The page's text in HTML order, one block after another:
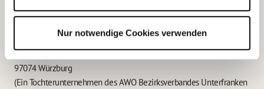
Nur notwendige Cookies verwenden
Betreiber der Webseite
Garitz Bewirtschaftungsbetriebe GmbH
Kantstraße 45a
97074 Würzburg
(Ein Tochterunternehmen des AWO Bezirksverbandes Unterfranken